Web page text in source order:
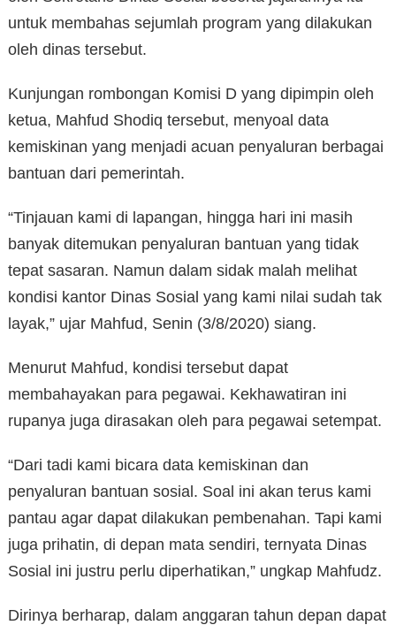
untuk membahas sejumlah program yang dilakukan
oleh dinas tersebut.
Kunjungan rombongan Komisi D yang dipimpin oleh
ketua, Mahfud Shodiq tersebut, menyoal data
kemiskinan yang menjadi acuan penyaluran berbagai
bantuan dari pemerintah.
“Tinjauan kami di lapangan, hingga hari ini masih
banyak ditemukan penyaluran bantuan yang tidak
tepat sasaran. Namun dalam sidak malah melihat
kondisi kantor Dinas Sosial yang kami nilai sudah tak
layak,” ujar Mahfud, Senin (3/8/2020) siang.
Menurut Mahfud, kondisi tersebut dapat
membahayakan para pegawai. Kekhawatiran ini
rupanya juga dirasakan oleh para pegawai setempat.
“Dari tadi kami bicara data kemiskinan dan
penyaluran bantuan sosial. Soal ini akan terus kami
pantau agar dapat dilakukan pembenahan. Tapi kami
juga prihatin, di depan mata sendiri, ternyata Dinas
Sosial ini justru perlu diperhatikan,” ungkap Mahfudz.
Dirinya berharap, dalam anggaran tahun depan dapat